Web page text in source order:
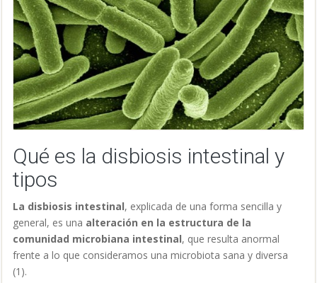
Qué es la disbiosis intestinal y
tipos
La disbiosis intestinal, explicada de una forma sencilla y
general, es una alteración en la estructura de la
comunidad microbiana intestinal, que resulta anormal
frente a lo que consideramos una microbiota sana y diversa
(1).